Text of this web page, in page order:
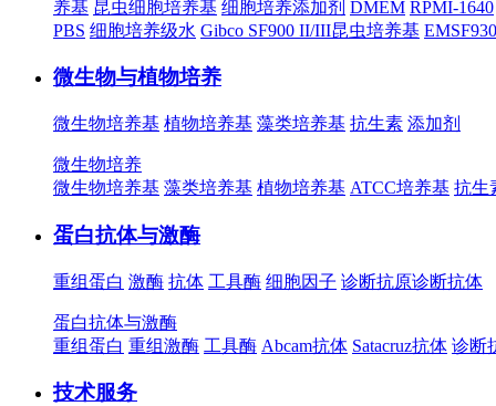
养基 昆虫细胞培养基 细胞培养添加剂 DMEM RPMI-1640
PBS 细胞培养级水 Gibco SF900 II/III昆虫培养基
微生物与植物培养
微生物培养基 植物培养基 藻类培养基 抗生素 添加剂
微生物培养
微生物培养基 藻类培养基 植物培养基 ATCC培养基 抗生
蛋白抗体与激酶
重组蛋白 激酶 抗体 工具酶 细胞因子 诊断抗原诊断抗体
蛋白抗体与激酶
重组蛋白 重组激酶 工具酶 Abcam抗体 Satacruz抗体 诊断
技术服务